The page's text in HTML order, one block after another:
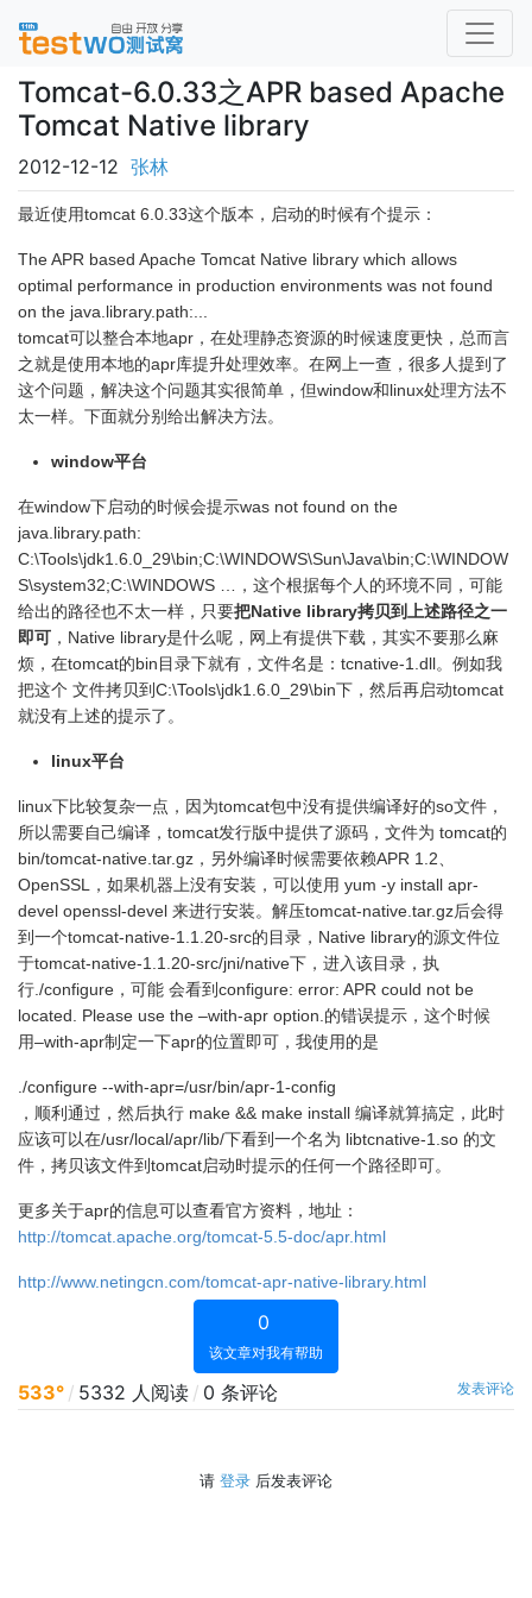
Tomcat-6.0.33之APR based Apache
Tomcat Native library
2012-12-12 张林
最近使用tomcat 6.0.33这个版本，启动的时候有个提示：
The APR based Apache Tomcat Native library which allows
optimal performance in production environments was not found
on the java.library.path:...
tomcat可以整合本地apr，在处理静态资源的时候速度更快，总而言
之就是使用本地的apr库提升处理效率。在网上一查，很多人提到了
这个问题，解决这个问题其实很简单，但window和linux处理方法不
太一样。下面就分别给出解决方法。
window平台
在window下启动的时候会提示was not found on the
java.library.path:
C:\Tools\jdk1.6.0_29\bin;C:\WINDOWS\Sun\Java\bin;C:\WINDOW
S\system32;C:\WINDOWS …，这个根据每个人的环境不同，可能
给出的路径也不太一样，只要把Native library拷贝到上述路径之一
即可 ，Native library是什么呢，网上有提供下载，其实不要那么麻
烦，在tomcat的bin目录下就有，文件名是：tcnative-1.dll。例如我
把这个 文件拷贝到C:\Tools\jdk1.6.0_29\bin下，然后再启动tomcat
就没有上述的提示了。
linux平台
linux下比较复杂一点，因为tomcat包中没有提供编译好的so文件，
所以需要自己编译，tomcat发行版中提供了源码，文件为 tomcat的
bin/tomcat-native.tar.gz，另外编译时候需要依赖APR 1.2、
OpenSSL，如果机器上没有安装，可以使用 yum -y install apr-
devel openssl-devel 来进行安装。解压tomcat-native.tar.gz后会得
到一个tomcat-native-1.1.20-src的目录，Native library的源文件位
于tomcat-native-1.1.20-src/jni/native下，进入该目录，执
行./configure，可能 会看到configure: error: APR could not be
located. Please use the –with-apr option.的错误提示，这个时候
用–with-apr制定一下apr的位置即可，我使用的是
./configure --with-apr=/usr/bin/apr-1-config
，顺利通过，然后执行 make && make install 编译就算搞定，此时
应该可以在/usr/local/apr/lib/下看到一个名为 libtcnative-1.so 的文
件，拷贝该文件到tomcat启动时提示的任何一个路径即可。
更多关于apr的信息可以查看官方资料，地址：
http://tomcat.apache.org/tomcat-5.5-doc/apr.html
http://www.netingcn.com/tomcat-apr-native-library.html
0
该文章对我有帮助
533° / 5332 人阅读 / 0 条评论 发表评论
请 登录 后发表评论